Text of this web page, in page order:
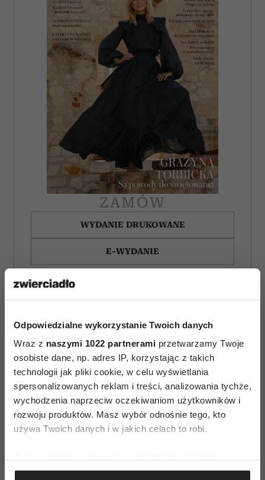
Odpowiedzialne wykorzystanie Twoich danych
Wraz z naszymi 1022 partnerami przetwarzamy Twoje
osobiste dane, np. adres IP, korzystając z takich
technologii jak pliki cookie, w celu wyświetlania
spersonalizowanych reklam i treści, analizowania tychże,
wychodzenia naprzeciw oczekiwaniom użytkowników i
rozwoju produktów. Masz wybór odnośnie tego, kto
używa Twoich danych i w jakich celach to robi.
Gromadzić dane dotyczące Twojej lokalizacji
ZAMÓW
WYDANIE DRUKOWANE
E-WYDANIE